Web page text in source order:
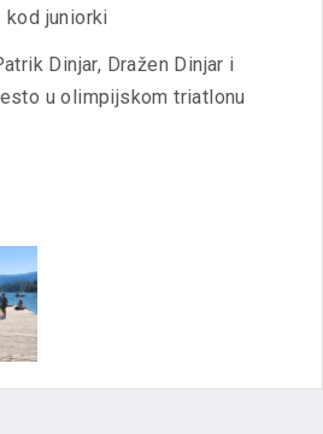
kod juniorki
Dinjar, Dražen Dinjar i
u olimpijskom triatlonu